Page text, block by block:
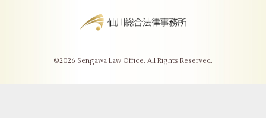
©2026 Sengawa Law Office. All Rights Reserved.